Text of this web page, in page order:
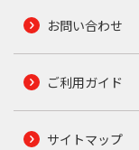
お問い合わせ
ご利用ガイド
サイトマップ